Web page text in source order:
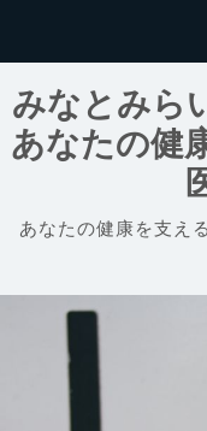
みなとみら
あなたの健
あなたの健康を支え